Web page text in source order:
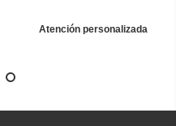
Atención personalizada